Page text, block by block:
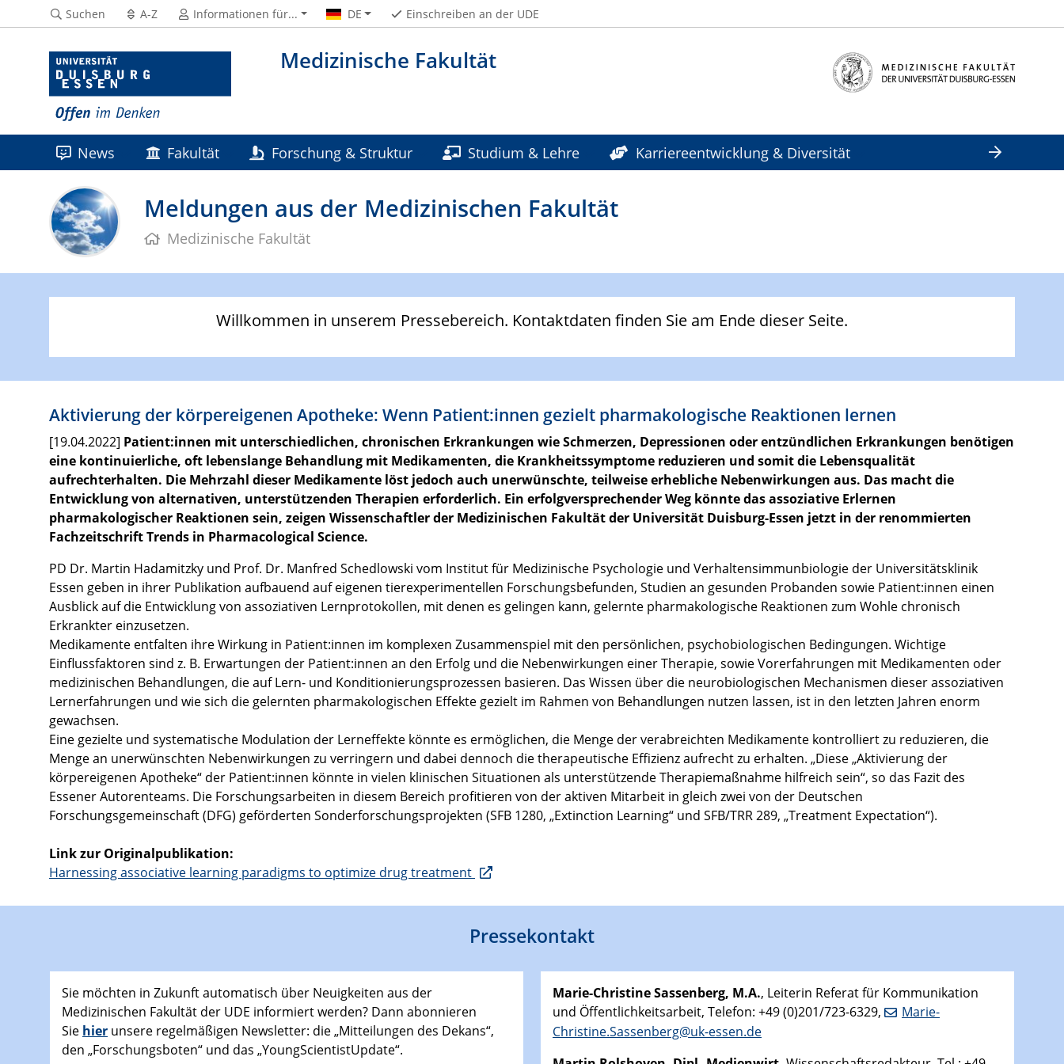
Medizinische Fakultät
Suchen A-Z Informationen für... DE Einschreiben an der UDE
News Fakultät Forschung & Struktur Studium & Lehre
Karriereentwicklung & Diversität
Wissens- & Technologietransfer
Meldungen aus der Medizinischen Fakultät
Medizinische Fakultät
Willkommen in unserem Pressebereich. Kontaktdaten finden Sie am Ende dieser Seite.
Aktivierung der körpereigenen Apotheke: Wenn Patient:innen gezielt pharmakologische Reaktionen lernen
[19.04.2022] Patient:innen mit unterschiedlichen, chronischen Erkrankungen wie Schmerzen, Depressionen oder entzündlichen Erkrankungen benötigen
eine kontinuierliche, oft lebenslange Behandlung mit Medikamenten, die Krankheitssymptome reduzieren und somit die Lebensqualität
aufrechterhalten. Die Mehrzahl dieser Medikamente löst jedoch auch unerwünschte, teilweise erhebliche Nebenwirkungen aus. Das macht die
Entwicklung von alternativen, unterstützenden Therapien erforderlich. Ein erfolgversprechender Weg könnte das assoziative Erlernen
pharmakologischer Reaktionen sein, zeigen Wissenschaftler der Medizinischen Fakultät der Universität Duisburg-Essen jetzt in der renommierten
Fachzeitschrift Trends in Pharmacological Science.
PD Dr. Martin Hadamitzky und Prof. Dr. Manfred Schedlowski vom Institut für Medizinische Psychologie und Verhaltensimmunbiologie der Universitätsklinik
Essen geben in ihrer Publikation aufbauend auf eigenen tierexperimentellen Forschungsbefunden, Studien an gesunden Probanden sowie Patient:innen einen
Ausblick auf die Entwicklung von assoziativen Lernprotokollen, mit denen es gelingen kann, gelernte pharmakologische Reaktionen zum Wohle chronisch
Erkrankter einzusetzen.
Medikamente entfalten ihre Wirkung in Patient:innen im komplexen Zusammenspiel mit den persönlichen, psychobiologischen Bedingungen. Wichtige
Einflussfaktoren sind z. B. Erwartungen der Patient:innen an den Erfolg und die Nebenwirkungen einer Therapie, sowie Vorerfahrungen mit Medikamenten oder
medizinischen Behandlungen, die auf Lern- und Konditionierungsprozessen basieren. Das Wissen über die neurobiologischen Mechanismen dieser assoziativen
Lernerfahrungen und wie sich die gelernten pharmakologischen Effekte gezielt im Rahmen von Behandlungen nutzen lassen, ist in den letzten Jahren enorm
gewachsen.
Eine gezielte und systematische Modulation der Lerneffekte könnte es ermöglichen, die Menge der verabreichten Medikamente kontrolliert zu reduzieren, die
Menge an unerwünschten Nebenwirkungen zu verringern und dabei dennoch die therapeutische Effizienz aufrecht zu erhalten. „Diese „Aktivierung der
körpereigenen Apotheke“ der Patient:innen könnte in vielen klinischen Situationen als unterstützende Therapiemaßnahme hilfreich sein“, so das Fazit des
Essener Autorenteams. Die Forschungsarbeiten in diesem Bereich profitieren von der aktiven Mitarbeit in gleich zwei von der Deutschen
Forschungsgemeinschaft (DFG) geförderten Sonderforschungsprojekten (SFB 1280, „Extinction Learning“ und SFB/TRR 289, „Treatment Expectation“).
Link zur Originalpublikation:
Harnessing associative learning paradigms to optimize drug treatment
Pressekontakt
Sie möchten in Zukunft automatisch über Neuigkeiten aus der
Medizinischen Fakultät der UDE informiert werden? Dann abonnieren
Sie hier unsere regelmäßigen Newsletter: die „Mitteilungen des Dekans“,
den „Forschungsboten“ und das „YoungScientistUpdate“.
Marie-Christine Sassenberg, M.A., Leiterin Referat für Kommunikation
und Öffentlichkeitsarbeit, Telefon: +49 (0)201/723-6329,
Marie-
Christine.Sassenberg@uk-essen.de